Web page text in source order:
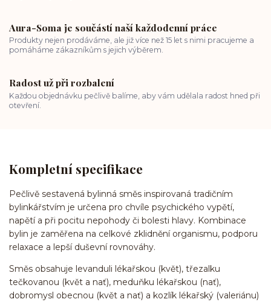
Aura-Soma je součástí naší každodenní práce
Produkty nejen prodáváme, ale již více než 15 let s nimi pracujeme a
pomáháme zákazníkům s jejich výběrem.
Radost už při rozbalení
Každou objednávku pečlivě balíme, aby vám udělala radost hned při
otevření.
Kompletní specifikace
Pečlivě sestavená bylinná směs inspirovaná tradičním
bylinkářstvím je určena pro chvíle psychického vypětí,
napětí a při pocitu nepohody či bolesti hlavy. Kombinace
bylin je zaměřena na celkové zklidnění organismu, podporu
relaxace a lepší duševní rovnováhy.
Směs obsahuje levanduli lékařskou (květ), třezalku
tečkovanou (květ a nať), meduňku lékařskou (nať),
dobromysl obecnou (květ a nať) a kozlík lékařský (valeriánu)